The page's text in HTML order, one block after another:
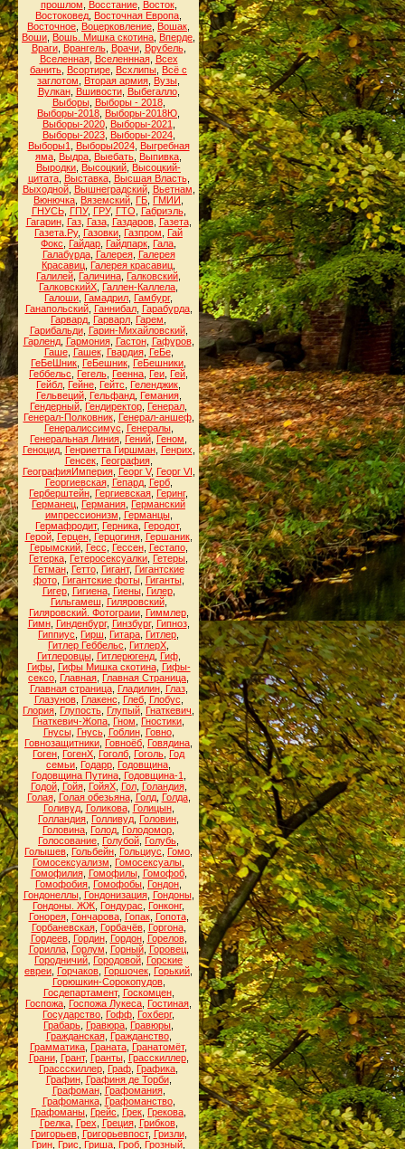
прошлом
Восстание, Восток,
Востоковед Восточная Европа
Восточное Воцерковление Вошак
Воши Вошь. Мишка скотина Вперде
Враги, Врангель, Врачи, Врубель,
Вселенная, Вселеннная, Всех
банить Всортире Всхлипы Всё с
заглотом
Вторая армия Вузы
Вулкан, Вшивости, Выбегалло,
Выборы, Выборы - 2018,
Выборы-2018 Выборы-2018Ю
Выборы-2020, Выборы-2021
Выборы-2023, Выборы-2024,
Выборы1
Выборы2024, Выгребная
яма Выдра Выебать Выпивка
Выродки Высоцкий Высоцкий-
цитата, Выставка, Высшая Власть,
Выходной, Вышнеградский, Вьетнам
Вюнючка Вяземский ГБ ГМИИ
ГНУСЬ, ГПУ, ГРУ, ГТО Габриэль,
Гагарин, Газ, Газа, Газдаров, Газета,
Газета.Ру, Газовки Газпром
Гай
Фокс
Гайдар Гайдпарк Гала
Галабурда, Галерея, Галерея
Красавиц Галерея красавиц
Галилей Галичина Галковский
ГалковскийХ Галлен-Каллела
Галоши Гамадрил Гамбург,
Ганапольский, Ганнибал, Гарабурда,
Гарвард Гарварл Гарем
Гарибальди, Гарин-Михайловский,
Гарленд, Гармония, Гастон, Гафуров,
Гаше, Гашек, Гвардия, ГеБе,
ГеБеШник ГеБешник ГеБешники
Геббельс
Гегель Геенна Геи Гей
Гейбл Гейне Гейтс Геленджик
Гельвеций, Гельфанд, Гемания,
Гендерный Гендиректор Генерал
Генерал-Полковник, Генерал-аншеф,
Генералиссимус
Генералы,
Генеральная Линия Гений Геном
Геноцид, Генриетта Гиршман, Генрих
Генсек, География,
ГеографияИмперия, Георг V, Георг VI
Георгиевская, Гепард, Герб,
Герберштейн Гергиевская Геринг,
Германец Германия Германский
импрессионизм
Германцы,
Гермафродит, Герника Геродот,
Герой, Герцен, Герцогиня, Гершаник,
Герымский, Гесс Гессен, Гестапо,
Гетерка Гетеросексуалки Гетеры
Гетман, Гетто, Гигант, Гигантские
фото, Гигантские фоты, Гиганты,
Гигер, Гигиена, Гиены, Гилер,
Гильгамеш
Гиляровский,
Гиляровский. Фотограии, Гиммлер,
Гимн, Гинденбург, Гинзбург, Гипноз,
Гиппиус
Гирш Гитара Гитлер
Гитлер Геббельс
ГитлерХ
Гитлеровцы, Гитлерюгенд, Гиф,
Гифы, Гифы Мишка скотина, Гифы-
сексо Главная Главная Страница
Главная страница, Гладилин, Глаз,
Глазунов, Глакенс Глеб, Глобус
Глория Глупость Глупый Гнаткевич
Гнаткевич-Жопа Гном Гностики
Гнусы, Гнусь, Гоблин, Говно,
Говнозащитники Говноёб Говядина
Гоген ГогенХ Гоголб Гоголь Год
семьи Годарр Годовщина
Годовщина Путина, Годовщина-1
Годой, Гойя, ГойяХ, Гол, Голандия,
Голая, Голая обезьяна, Голд, Голда,
Голивуд, Голикова, Голицын,
Голландия Голливуд Головин
Головина Голод Голодомор
Голосование Голубой Голубь
Голышев Гольбейн Гольциус Гомо
Гомосексуализм
Гомосексуалы
Гомофилия, Гомофилы, Гомофоб,
Гомофобия Гомофобы Гондон
Гондонеллы, Гондонизация, Гондоны,
Гондоны. ЖЖ Гондурас Гонконг,
Гонорея, Гончарова, Гопак, Гопота,
Горбаневская, Горбачёв, Горгона,
Гордеев, Гордин, Гордон, Горелов,
Горилла, Горлум Горный, Горовец,
Городничий Городовой Горские
евреи Горчаков Горшочек Горький
Горюшкин-Сорокопудов,
Госдепартамент, Госкомцен,
Госпожа Госпожа Лукеса Гостиная
Государство Гофф Гохберг,
Грабарь Гравюра Гравюры
Гражданская, Гражданство,
Грамматика Граната Гранатомёт,
Грани, Грант, Гранты, Грасскиллер,
Грассскиллер Граф Графика
Графин, Графиня де Торби,
Графоман, Графомания,
Графоманка, Графоманство,
Графоманы Грейс Грек Грекова
Грелка, Грех Греция, Грибков,
Григорьев, Григорьевпост, Гризли,
Грин Грис Гриша Гроб Грозный